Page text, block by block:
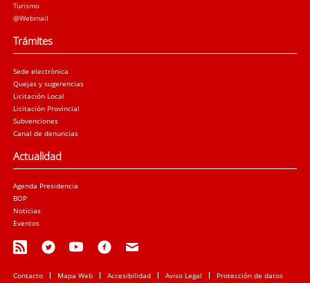
Turismo
@Webmail
Trámites
Sede electrónica
Quejas y sugerencias
Licitación Local
Licitación Provincial
Subvenciones
Canal de denuncias
Actualidad
Agenda Presidencia
BOP
Noticias
Eventos
Contacto Mapa Web Accesibilidad Aviso Legal Protección de datos